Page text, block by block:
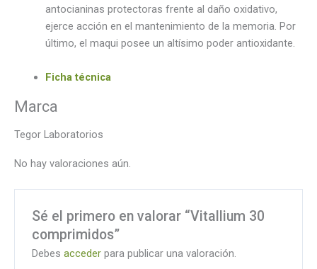
antocianinas protectoras frente al daño oxidativo,
ejerce acción en el mantenimiento de la memoria. Por
último, el maqui posee un altísimo poder antioxidante.
Ficha técnica
Marca
Tegor Laboratorios
No hay valoraciones aún.
Sé el primero en valorar “Vitallium 30
comprimidos”
Debesacceder para publicar una valoración.